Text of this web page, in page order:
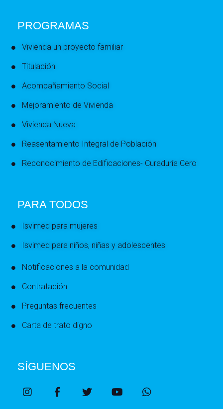
PROGRAMAS
Vivienda un proyecto familiar
Titulación
Acompañamiento Social
Mejoramiento de Vivienda
Vivienda Nueva
Reasentamiento Integral de Población
Reconocimiento de Edificaciones- Curaduría Cero
PARA TODOS
Isvimed para mujeres
Isvimed para niños, niñas y adolescentes
Notificaciones a la comunidad
Contratación
Preguntas frecuentes
Carta de trato digno
SÍGUENOS